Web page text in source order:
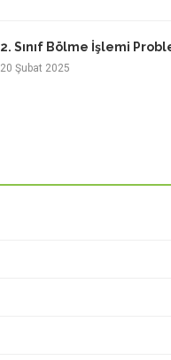
2. Sınıf Bölme İşlemi
20 Şubat 2025